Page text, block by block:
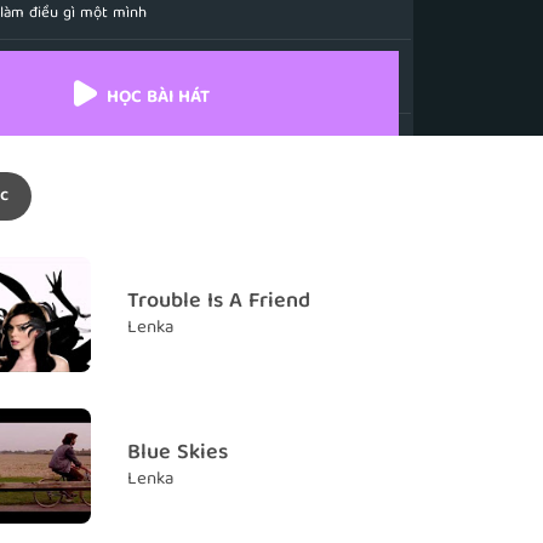
điều gì một mình
why
dừng lại
is going to pop
much
điều
HỌC BÀI HÁT
Trouble Is A Friend
Lenka
Blue Skies
Lenka